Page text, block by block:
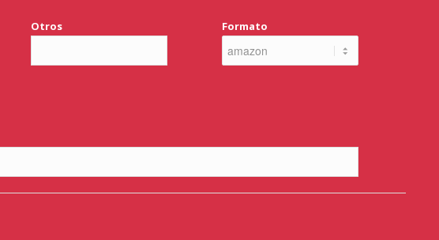
Otros Formato